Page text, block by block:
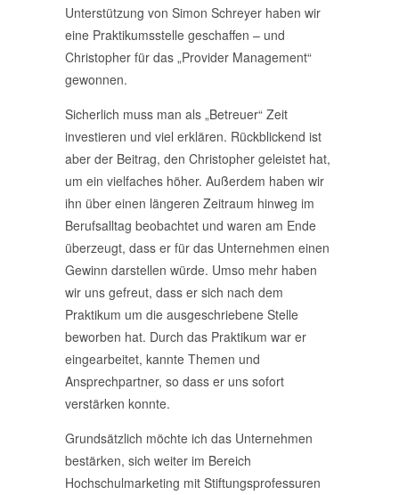
Unterstützung von Simon Schreyer haben wir
eine Praktikumsstelle geschaffen – und
Christopher für das „Provider Management“
gewonnen.
Sicherlich muss man als „Betreuer“ Zeit
investieren und viel erklären. Rückblickend ist
aber der Beitrag, den Christopher geleistet hat,
um ein vielfaches höher. Außerdem haben wir
ihn über einen längeren Zeitraum hinweg im
Berufsalltag beobachtet und waren am Ende
überzeugt, dass er für das Unternehmen einen
Gewinn darstellen würde. Umso mehr haben
wir uns gefreut, dass er sich nach dem
Praktikum um die ausgeschriebene Stelle
beworben hat. Durch das Praktikum war er
eingearbeitet, kannte Themen und
Ansprechpartner, so dass er uns sofort
verstärken konnte.
Grundsätzlich möchte ich das Unternehmen
bestärken, sich weiter im Bereich
Hochschulmarketing mit Stiftungsprofessuren